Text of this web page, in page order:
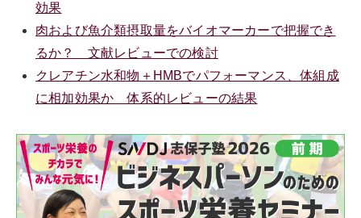
効果
肉および魚介類摂取量をバイオマーカーで把握でき
るか？ 文献レビューでの検討
クレアチン水和物＋HMBでパフォーマンス、体組成
に相加効果か 体系的レビューの結果